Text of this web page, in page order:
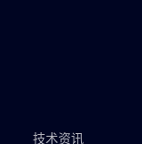
技术资讯